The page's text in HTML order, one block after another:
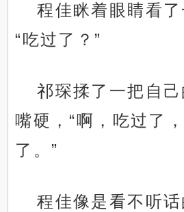
程佳眯着眼睛看了
“吃过了？”
祁琛揉了一把自
嘴硬，“啊，吃过了
了。”
程佳像是看不听话